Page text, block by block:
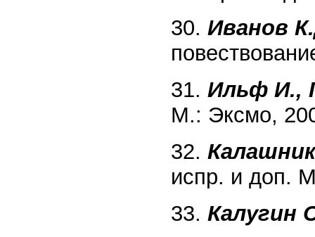
30. Иванов
31. Ильф И.,
М.: Эксмо,
32.
испр. и доп.
33. Калугин